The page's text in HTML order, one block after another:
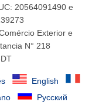
20564091490 e
Exterior e
N° 218
English
Русский